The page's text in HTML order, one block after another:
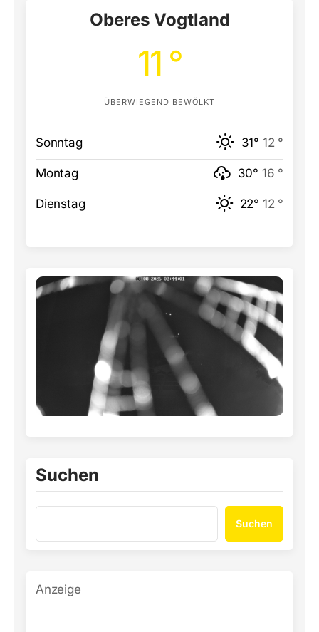
Oberes Vogtland
11 °
ÜBERWIEGEND BEWÖLKT
Sonntag 31° 12 °
Montag 30° 16 °
Dienstag 22° 12 °
Suchen
Suchen
Anzeige